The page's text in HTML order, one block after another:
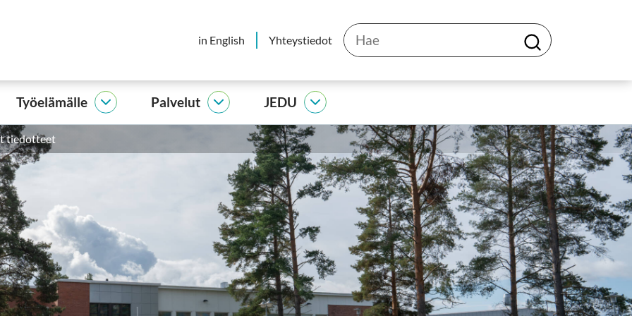
in English Yhteystiedot Hae
H
a
Työelämälle
Työelämälle
alasivut
Palvelut
Palvelut
alasivut
JEDU
JEDU
alasivut
tiedotteet